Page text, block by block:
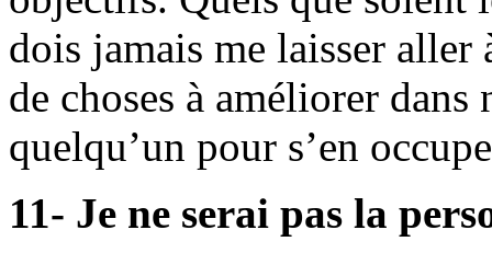
dois jamais me laisser aller
de choses à améliorer
quelqu’un pour s’en
11- Je ne serai pas la